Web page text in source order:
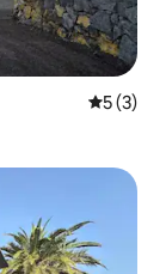
5 (3)